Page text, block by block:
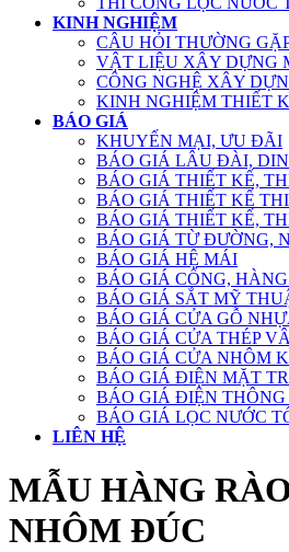
KINH NGHIỆM
CÂU HỎI THƯỜNG
VẬT LIỆU XÂY DỰNG
CÔNG NGHỆ XÂY
KINH NGHIỆM THIẾT
BÁO GIÁ
KHUYẾN MẠI, ƯU ĐÃI
BÁO GIÁ LÂU ĐÀI,
BÁO GIÁ THIẾT KẾ,
BÁO GIÁ THIẾT KẾ
BÁO GIÁ THIẾT KẾ,
BÁO GIÁ TỪ ĐƯỜNG,
BÁO GIÁ HỆ MÁI
BÁO GIÁ CỔNG,
BÁO GIÁ SẮT MỸ
BÁO GIÁ CỬA GỖ
BÁO GIÁ CỬA THÉP
BÁO GIÁ CỬA NHÔM
BÁO GIÁ ĐIỆN MẶT
BÁO GIÁ ĐIỆN
BÁO GIÁ LỌC NƯỚC
LIÊN HỆ
MẪU HÀNG
NHÔM ĐÚC